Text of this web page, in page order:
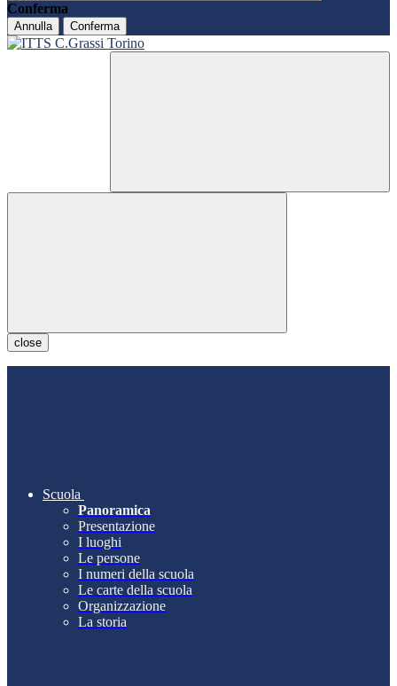
Conferma
Annulla Conferma
close
Scuola
Panoramica
Presentazione
I luoghi
Le persone
I numeri della scuola
Le carte della scuola
Organizzazione
La storia